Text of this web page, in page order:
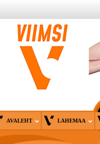
AVALEHT LAHEMAA